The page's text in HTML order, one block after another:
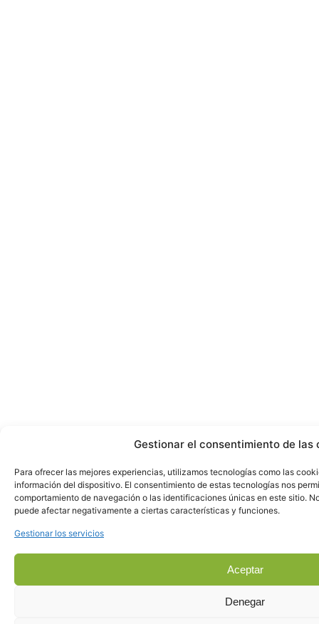
Gestionar el consentimiento de las
Para ofrecer las mejores experiencias, utilizamos tecnologías como las
información del dispositivo. El consentimiento de estas tecnologías nos
comportamiento de navegación o las identificaciones únicas en este sitio.
puede afectar negativamente a ciertas características y funciones.
Gestionar los servicios
Aceptar
Denegar